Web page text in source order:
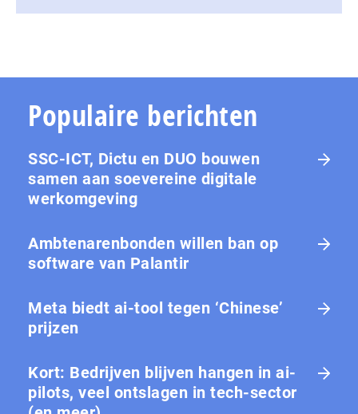
Populaire berichten
SSC-ICT, Dictu en DUO bouwen
samen aan soevereine digitale
werkomgeving
Ambtenarenbonden willen ban op
software van Palantir
Meta biedt ai-tool tegen ‘Chinese’
prijzen
Kort: Bedrijven blijven hangen in ai-
pilots, veel ontslagen in tech-sector